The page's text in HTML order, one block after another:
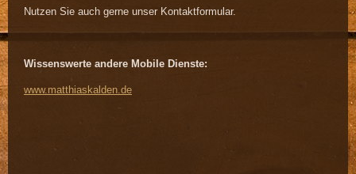
Nutzen Sie auch gerne unser Kontaktformular.
Wissenswerte andere Mobile Dienste:
www.matthiaskalden.de